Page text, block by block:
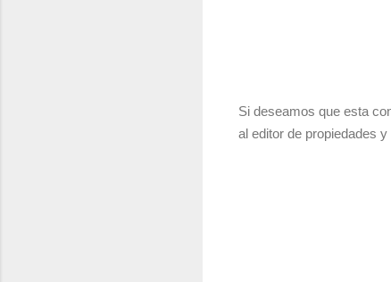
Si deseamos que esta
al editor de propiedades